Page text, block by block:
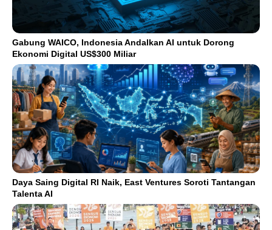
Gabung WAICO, Indonesia Andalkan AI untuk Dorong
Ekonomi Digital US$300 Miliar
Daya Saing Digital RI Naik, East Ventures Soroti Tantangan
Talenta AI